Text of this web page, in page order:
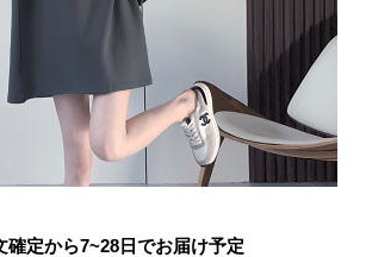
確定から7~28日でお届け予定